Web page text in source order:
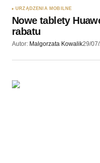
URZĄDZENIA MOBILNE
Nowe tablety
rabatu
Autor: Malgorzata Kowalik29/